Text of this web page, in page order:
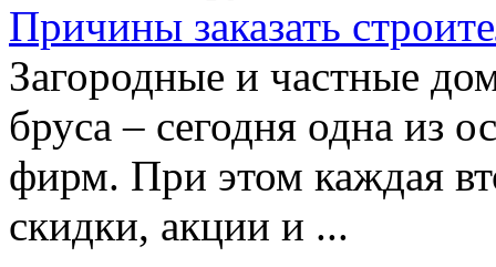
Причины заказать
Загородные и частные
бруса – сегодня одна из
фирм. При этом каждая
скидки, акции и ...